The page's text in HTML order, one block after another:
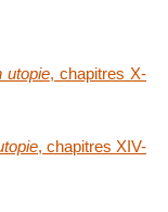
utopie, chapitres X-
, chapitres XIV-